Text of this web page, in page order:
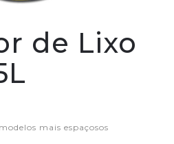
de Lixo
mais espaçosos